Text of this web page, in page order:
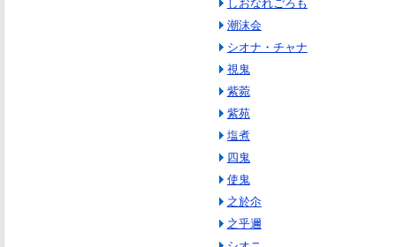
しおなれごろも
潮沫会
シオナ・チャナ
視鬼
紫菀
紫苑
塩煮
四鬼
使鬼
之於尒
之乎邇